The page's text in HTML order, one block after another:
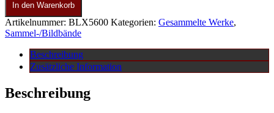
In den Warenkorb
Artikelnummer: BLX5600 Kategorien: Gesammelte Werke,
Sammel-/Bildbände
Beschreibung
Zusätzliche Information
Beschreibung